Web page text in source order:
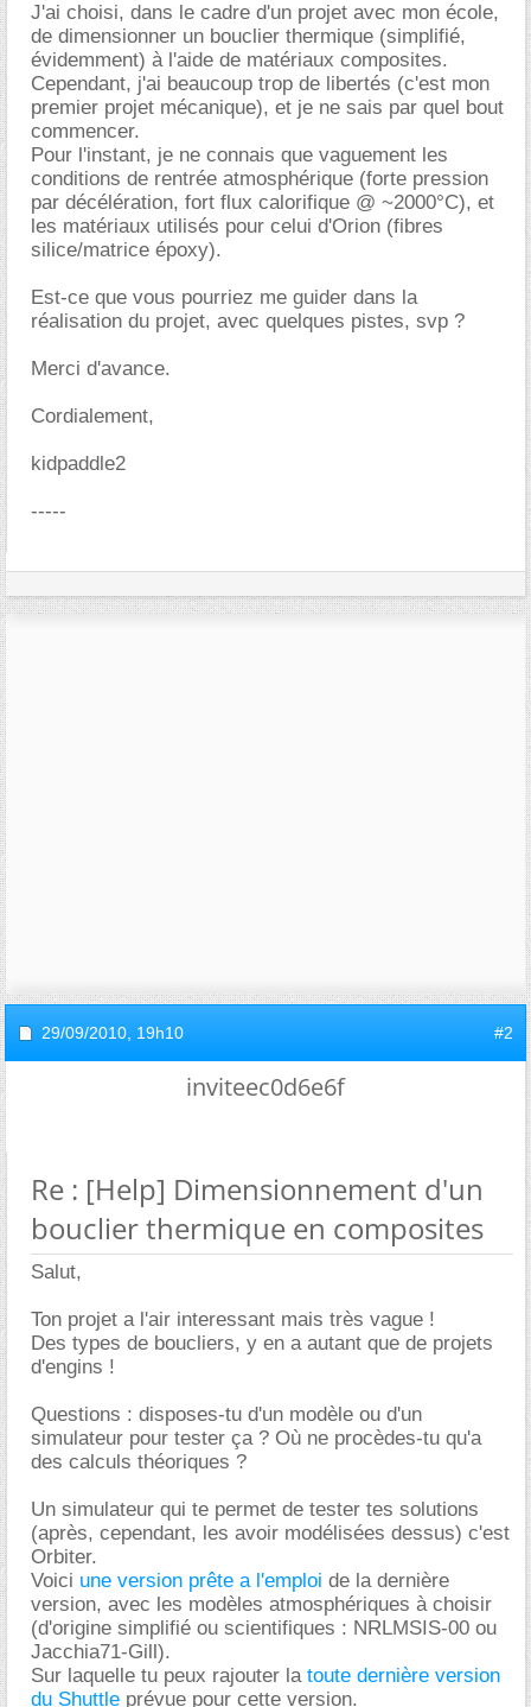
J'ai choisi, dans le cadre d'un projet avec mon école,
de dimensionner un bouclier thermique (simplifié,
évidemment) à l'aide de matériaux composites.
Cependant, j'ai beaucoup trop de libertés (c'est mon
premier projet mécanique), et je ne sais par quel bout
commencer.
Pour l'instant, je ne connais que vaguement les
conditions de rentrée atmosphérique (forte pression
par décélération, fort flux calorifique @ ~2000°C), et
les matériaux utilisés pour celui d'Orion (fibres
silice/matrice époxy).
Est-ce que vous pourriez me guider dans la
réalisation du projet, avec quelques pistes, svp ?
Merci d'avance.
Cordialement,
kidpaddle2
-----
29/09/2010, 19h10 #2
inviteec0d6e6f
Re : [Help] Dimensionnement d'un
bouclier thermique en composites
Salut,
Ton projet a l'air interessant mais très vague !
Des types de boucliers, y en a autant que de projets
d'engins !
Questions : disposes-tu d'un modèle ou d'un
simulateur pour tester ça ? Où ne procèdes-tu qu'a
des calculs théoriques ?
Un simulateur qui te permet de tester tes solutions
(après, cependant, les avoir modélisées dessus) c'est
Orbiter.
Voici une version prête a l'emploi de la dernière
version, avec les modèles atmosphériques à choisir
(d'origine simplifié ou scientifiques : NRLMSIS-00 ou
Jacchia71-Gill).
Sur laquelle tu peux rajouter la toute dernière version
du Shuttle prévue pour cette version.